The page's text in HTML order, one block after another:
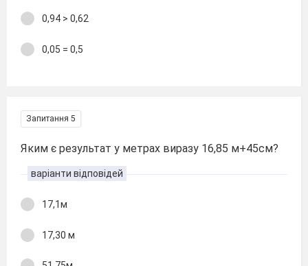
0,94 > 0,62
0,05 = 0,5
Запитання 5
Яким є результат у метрах виразу 16,85 м+45см?
варіанти відповідей
17,1м
17,30 м